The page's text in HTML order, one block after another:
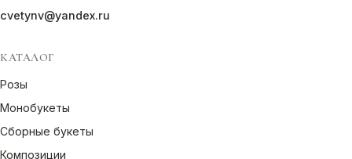
cvetynv@yandex.ru
КАТАЛОГ
Розы
Монобукеты
Сборные букеты
Композиции